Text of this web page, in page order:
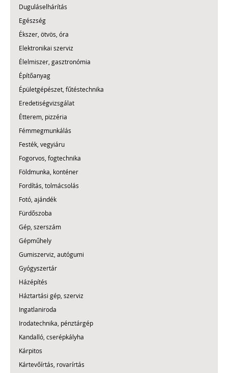
Duguláselhárítás
Egészség
Ékszer, ötvös, óra
Elektronikai szerviz
Élelmiszer, gasztronómia
Építőanyag
Épületgépészet, fűtéstechnika
Eredetiségvizsgálat
Étterem, pizzéria
Fémmegmunkálás
Festék, vegyiáru
Fogorvos, fogtechnika
Földmunka, konténer
Fordítás, tolmácsolás
Fotó, ajándék
Fürdőszoba
Gép, szerszám
Gépműhely
Gumiszerviz, autógumi
Gyógyszertár
Házépítés
Háztartási gép, szerviz
Ingatlaniroda
Irodatechnika, pénztárgép
Kandalló, cserépkályha
Kárpitos
Kártevőírtás, rovarírtás